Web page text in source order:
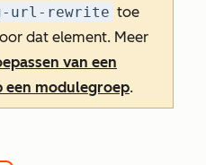
url-rewrite toe
dat element. Meer
van een
een modulegroep.